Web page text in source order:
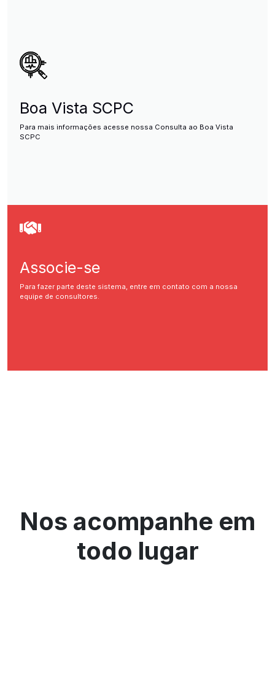
Boa Vista SCPC
Para mais informações acesse nossa Consulta ao Boa Vista
SCPC
Associe-se
Para fazer parte deste sistema, entre em contato com a nossa
equipe de consultores.
Nos acompanhe em
todo lugar